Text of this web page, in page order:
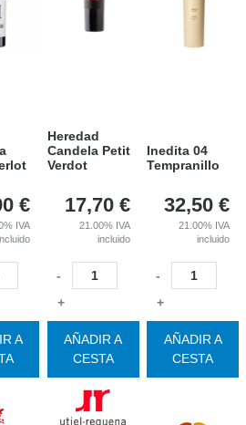
€
IVA
A
Heredad
Candela Petit
Verdot
17,70 €
21.00% IVA
incluido
-
+
AÑADIR A
CESTA
Inedita 04
Tempranillo
32,50 €
21.00% IVA
incluido
-
+
AÑADIR A
CESTA